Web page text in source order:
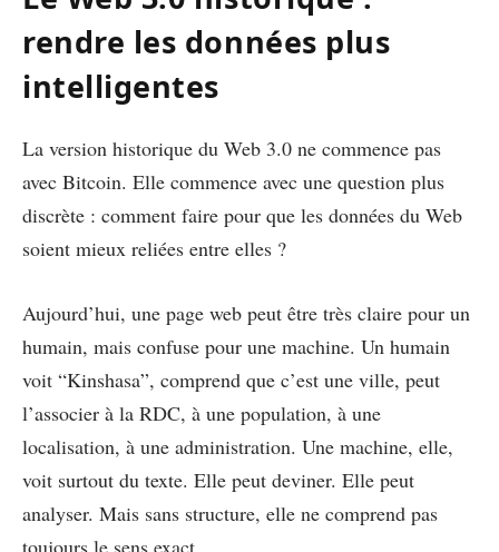
rendre les données plus
intelligentes
La version historique du Web 3.0 ne commence pas
avec Bitcoin. Elle commence avec une question plus
discrète : comment faire pour que les données du Web
soient mieux reliées entre elles ?
Aujourd’hui, une page web peut être très claire pour un
humain, mais confuse pour une machine. Un humain
voit “Kinshasa”, comprend que c’est une ville, peut
l’associer à la RDC, à une population, à une
localisation, à une administration. Une machine, elle,
voit surtout du texte. Elle peut deviner. Elle peut
analyser. Mais sans structure, elle ne comprend pas
toujours le sens exact.